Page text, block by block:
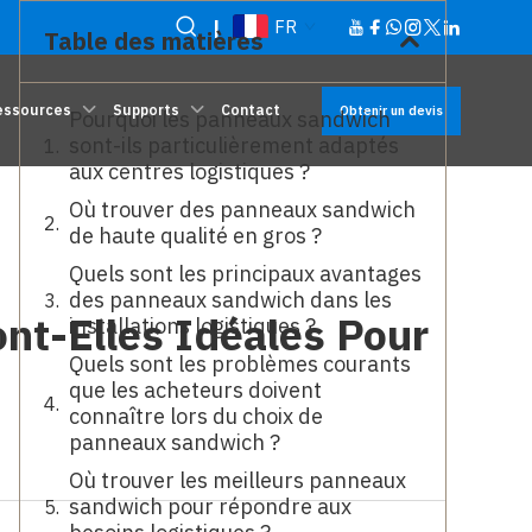
| FR
Supports Contact Obtenir un devis
Elles Idéales Pour
Table des matières
Pourquoi les panneaux sandwich
sont-ils particulièrement adaptés
aux centres logistiques ?
Où trouver des panneaux sandwich
de haute qualité en gros ?
Quels sont les principaux avantages
des panneaux sandwich dans les
installations logistiques ?
Quels sont les problèmes courants
que les acheteurs doivent
connaître lors du choix de
panneaux sandwich ?
Où trouver les meilleurs panneaux
sandwich pour répondre aux